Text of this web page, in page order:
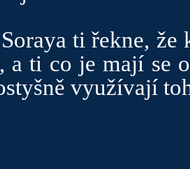
ti řekne, že
a ti co je mají se
využívají